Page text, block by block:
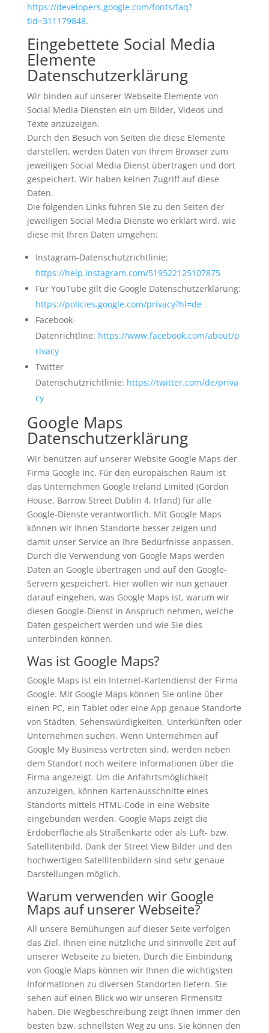
https://developers.google.com/fonts/faq?
tid=311179848.
Eingebettete Social Media
Elemente
Datenschutzerklärung
Wir binden auf unserer Webseite Elemente von
Social Media Diensten ein um Bilder, Videos und
Texte anzuzeigen.
Durch den Besuch von Seiten die diese Elemente
darstellen, werden Daten von Ihrem Browser zum
jeweiligen Social Media Dienst übertragen und dort
gespeichert. Wir haben keinen Zugriff auf diese
Daten.
Die folgenden Links führen Sie zu den Seiten der
jeweiligen Social Media Dienste wo erklärt wird, wie
diese mit Ihren Daten umgehen:
Instagram-Datenschutzrichtlinie:
https://help.instagram.com/519522125107875
Für YouTube gilt die Google Datenschutzerklärung:
https://policies.google.com/privacy?hl=de
Facebook-
Datenrichtline: https://www.facebook.com/about/p
rivacy
Twitter
Datenschutzrichtlinie: https://twitter.com/de/priva
cy
Google Maps
Datenschutzerklärung
Wir benützen auf unserer Website Google Maps der
Firma Google Inc. Für den europäischen Raum ist
das Unternehmen Google Ireland Limited (Gordon
House, Barrow Street Dublin 4, Irland) für alle
Google-Dienste verantwortlich. Mit Google Maps
können wir Ihnen Standorte besser zeigen und
damit unser Service an Ihre Bedürfnisse anpassen.
Durch die Verwendung von Google Maps werden
Daten an Google übertragen und auf den Google-
Servern gespeichert. Hier wollen wir nun genauer
darauf eingehen, was Google Maps ist, warum wir
diesen Google-Dienst in Anspruch nehmen, welche
Daten gespeichert werden und wie Sie dies
unterbinden können.
Was ist Google Maps?
Google Maps ist ein Internet-Kartendienst der Firma
Google. Mit Google Maps können Sie online über
einen PC, ein Tablet oder eine App genaue Standorte
von Städten, Sehenswürdigkeiten, Unterkünften oder
Unternehmen suchen. Wenn Unternehmen auf
Google My Business vertreten sind, werden neben
dem Standort noch weitere Informationen über die
Firma angezeigt. Um die Anfahrtsmöglichkeit
anzuzeigen, können Kartenausschnitte eines
Standorts mittels HTML-Code in eine Website
eingebunden werden. Google Maps zeigt die
Erdoberfläche als Straßenkarte oder als Luft- bzw.
Satellitenbild. Dank der Street View Bilder und den
hochwertigen Satellitenbildern sind sehr genaue
Darstellungen möglich.
Warum verwenden wir Google
Maps auf unserer Webseite?
All unsere Bemühungen auf dieser Seite verfolgen
das Ziel, Ihnen eine nützliche und sinnvolle Zeit auf
unserer Webseite zu bieten. Durch die Einbindung
von Google Maps können wir Ihnen die wichtigsten
Informationen zu diversen Standorten liefern. Sie
sehen auf einen Blick wo wir unseren Firmensitz
haben. Die Wegbeschreibung zeigt Ihnen immer den
besten bzw. schnellsten Weg zu uns. Sie können den